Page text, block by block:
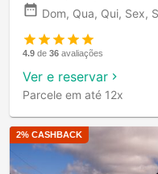
Dom, Qua, Qui, Sex,
4.9 de 36 avaliações
Ver e reservar
Parcele em até 12x
2% CASHBACK